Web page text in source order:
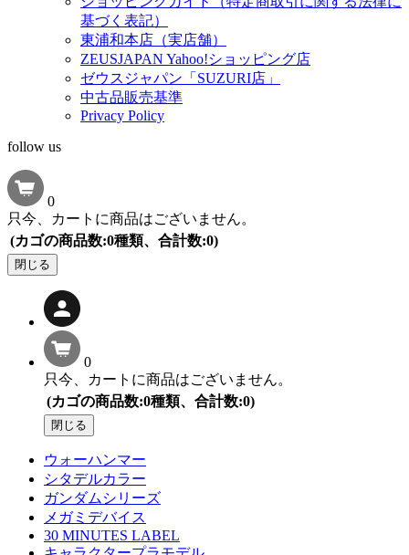
基づく表記）
東浦和本店（実店舗）
ZEUSJAPAN Yahoo!ショッピング店
ゼウスジャパン「SUZURI店」
中古品販売基準
Privacy Policy
follow us
0
只今、カートに商品はございません。
(カゴの商品数:0種類、合計数:0)
閉じる
0
只今、カートに商品はございません。
(カゴの商品数:0種類、合計数:0)
閉じる
ウォーハンマー
シタデルカラー
ガンダムシリーズ
メガミデバイス
30 MINUTES LABEL